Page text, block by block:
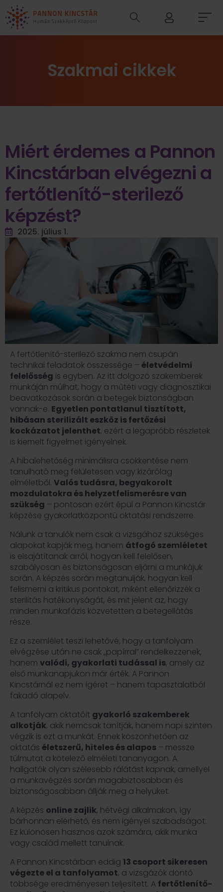
Szakmai cikkek
Miért érdemes a Pannon
Kincstárban elvégezni a
fertőtlenítő-sterilező
képzést?
2025. július 1.
A fertőtlenítő-sterilező szakma nem csupán
technikai feladatok összessége – életvédelmi
felelősség is egyben. Az itt dolgozó szakemberek
munkáján múlhat, hogy a műtéti vagy diagnosztikai
beavatkozások során a betegek biztonságban
vannak-e. Egyetlen pontatlanul tisztított,
hibásan sterilizált eszköz is fertőzési
kockázatot jelenthet, ezért a legapróbb részletek
is kiemelt figyelmet igényelnek.
A hibalehetőség minimálisra csökkentése nem
tanulható meg felületesen vagy kizárólag
elméletből. Valós tudásra, begyakorolt
mozdulatokra és helyzetfelismerésre van
szükség – pontosan ezért épül a Pannon Kincstár
képzése gyakorlatközpontú oktatási rendszerre.
Nálunk a tanulók nem csak a vizsgához szükséges
alapokat kapják meg, hanem átfogó szemléletet
is elsajátítanak arról, hogyan kell felelősen,
szabályosan és biztonságosan eljárni a munkájuk
során. A képzés során megtanulják, hogyan kell
felismerni a kritikus pontokat, miként ellenőrizzék a
sterilitás hatékonyságát, és mit jelent az, hogy
minden munkafázis közvetetten a betegellátás
része.
Ez a szemlélet teszi lehetővé, hogy a tanfolyam
elvégzése után ne csak „papírral” rendelkezzenek,
hanem valódi, gyakorlati tudással is, amely az
első munkanapjukon már érték. A Pannon
Kincstárnál ez nem ígéret – hanem tapasztalatból
fakadó alapelv.
A tanfolyam oktatóit gyakorló szakemberek
alkotják, akik nemcsak tanítják, hanem napi szinten
végzik is ezt a munkát. Ennek köszönhetően az
oktatás életszerű, hiteles és alapos – messze
túlmutat a kötelező elméleti tananyagon. A
hallgatók olyan szélesebb rálátást kapnak, amellyel
a munkavégzés során magabiztosabban és
biztonságosabban állják meg a helyüket.
A képzés online zajlik, hétvégi alkalmakon, így
bárhonnan elérhető, és nem igényel szabadságot.
Ez különösen hasznos azok számára, akik munka
vagy család mellett tanulnak.
A Pannon Kincstárban eddig 13 csoport sikeresen
végezte el a tanfolyamot, a vizsgázók döntő
többsége eredményesen teljesített. A fertőtlenítő-